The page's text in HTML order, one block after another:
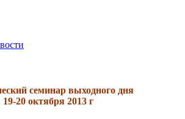
семинар выходного дня
19-20 октября 2013 г